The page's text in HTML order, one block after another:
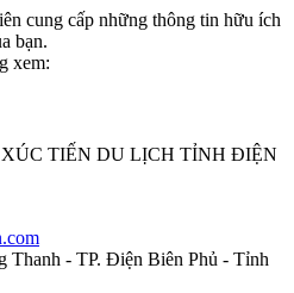
cung cấp những thông tin hữu ích
bạn.
xem:
TIẾN DU LỊCH TỈNH ĐIỆN
Thanh - TP. Điện Biên Phủ - Tỉnh